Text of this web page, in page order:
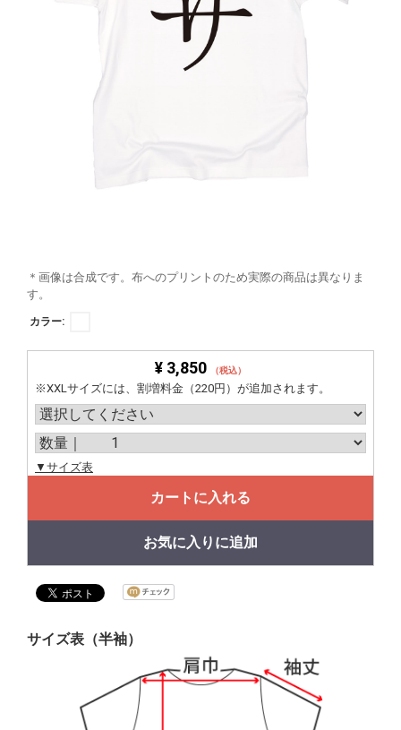
＊画像は合成です。布へのプリントのため実際の商品は異なりま
す。
カラー:
¥ 3,850 （税込）
※XXLサイズには、割増料金（220円）が追加されます。
▼サイズ表
カートに入れる
お気に入りに追加
サイズ表（半袖）